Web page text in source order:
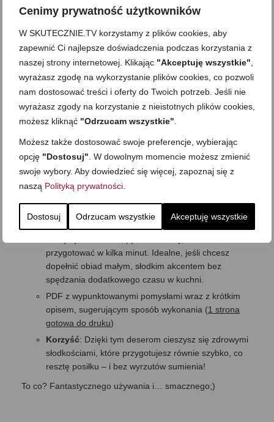
Cenimy prywatność użytkowników
W SKUTECZNIE.TV korzystamy z plików cookies, aby
zapewnić Ci najlepsze doświadczenia podczas korzystania z
naszej strony internetowej. Klikając "Akceptuję wszystkie"
wyrażasz zgodę na wykorzystanie plików cookies, co pozwoli
nam dostosować treści i oferty do Twoich potrzeb. Jeśli nie
wyrażasz zgody na korzystanie z nieistotnych plików cookies,
możesz kliknąć "Odrzucam wszystkie"
Możesz także dostosować swoje preferencje, wybierając
opcję "Dostosuj" . W dowolnym momencie możesz zmienić
swoje wybory. Aby dowiedzieć się więcej, zapoznaj się z
naszą Polityką prywatności
Dostosuj Odrzucam wszystkie Akceptuję wszystkie
pomysły na obiad – zero rutyny i niepowtarzalne
smaki każdego dnia.
10 pomysłów na szybkie warzywa do obiadu(Bonus
2)
Pomysły z propozycjami na szybkie, proste warzywne
dodatki, które uzupełnią każdy obiad o porcję
zdrowia. Od gotowanych po pieczone, wszystkie
przygotujesz szybko.
PDF z wypunktowanymi pomysłami wraz z krótkim
warzywa, które nie tylko uzupełnią główne danie, ale
też wzbogacą dietę o błonnik, witaminy i minerały. I
dobrze smakują!
5 pomysłów na proste desery
(Bonus 3)
przygotować w kilka minut. Idealne, jeśli chcesz
dopełnić obiad małym, słodkim akcentem bez
spędzania dodatkowego czasu w kuchni.
PDF z wypunktowanymi pomysłami wraz z krótkim
opisem, sugerującym sposób wykonania (1 strona
gotowa do druku)
Korzyść: Dzięki tym deserom cieszysz się zdrowymi
słodkościami, które przygotujesz równie szybko, co
resztę posiłku – i bez wyrzutów sumienia!
To co? Fantastycznego używania i… smacznego;)